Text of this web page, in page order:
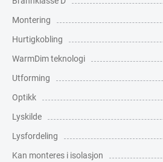
Montering
Hurtigkobling
WarmDim teknologi
Utforming
Optikk
Lyskilde
Lysfordeling
Kan monteres i isolasjon